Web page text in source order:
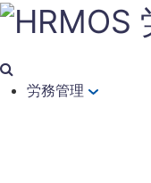
労務管理